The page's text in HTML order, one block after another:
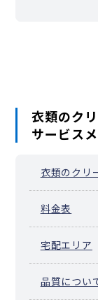
衣類のク
サービス
衣類のクリ
料金表
宅配エリア
品質につい